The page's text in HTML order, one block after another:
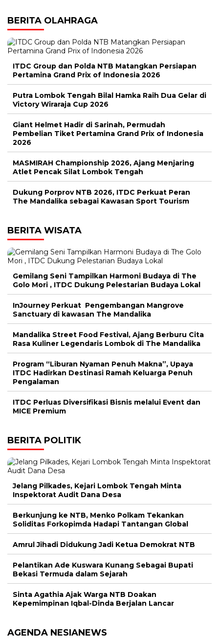
BERITA OLAHRAGA
ITDC Group dan Polda NTB Matangkan Persiapan
Pertamina Grand Prix of Indonesia 2026
Putra Lombok Tengah Bilal Hamka Raih Dua Gelar di
Victory Wiraraja Cup 2026
Giant Helmet Hadir di Sarinah, Permudah
Pembelian Tiket Pertamina Grand Prix of Indonesia
2026
MASMIRAH Championship 2026, Ajang Menjaring
Atlet Pencak Silat Lombok Tengah
Dukung Porprov NTB 2026, ITDC Perkuat Peran
The Mandalika sebagai Kawasan Sport Tourism
BERITA WISATA
Gemilang Seni Tampilkan Harmoni Budaya di The
Golo Mori , ITDC Dukung Pelestarian Budaya Lokal
InJourney Perkuat Pengembangan Mangrove
Sanctuary di kawasan The Mandalika
Mandalika Street Food Festival, Ajang Berburu Cita
Rasa Kuliner Legendaris Lombok di The Mandalika
Program “Liburan Nyaman Penuh Makna”, Upaya
ITDC Hadirkan Destinasi Ramah Keluarga Penuh
Pengalaman
ITDC Perluas Diversifikasi Bisnis melalui Event dan
MICE Premium
BERITA POLITIK
Jelang Pilkades, Kejari Lombok Tengah Minta
Inspektorat Audit Dana Desa
Berkunjung ke NTB, Menko Polkam Tekankan
Soliditas Forkopimda Hadapi Tantangan Global
Amrul Jihadi Didukung Jadi Ketua Demokrat NTB
Pelantikan Ade Kuswara Kunang Sebagai Bupati
Bekasi Termuda dalam Sejarah
Sinta Agathia Ajak Warga NTB Doakan
Kepemimpinan Iqbal-Dinda Berjalan Lancar
AGENDA NESIANEWS